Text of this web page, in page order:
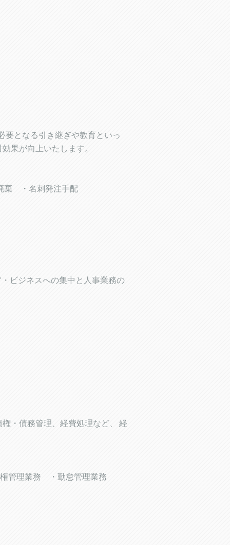
要となる引き継ぎや教育といっ
果が向上いたします。
・名刺発注手配
ビジネスへの集中と人事業務の
・債務管理、経費処理など、 経
管理業務 ・勤怠管理業務